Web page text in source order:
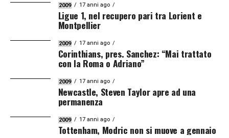
2009 17 anni ago
Ligue 1, nel recupero pari tra Lorient e
Montpellier
2009 17 anni ago
Corinthians, pres. Sanchez: “Mai trattato
con la Roma o Adriano”
2009 17 anni ago
Newcastle, Steven Taylor apre ad una
permanenza
2009 17 anni ago
Tottenham, Modric non si muove a gennaio